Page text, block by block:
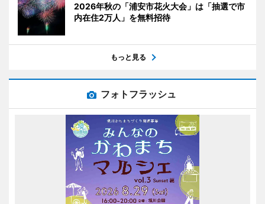
2026年秋の「浦安市花火大会」は「抽選で市
内在住2万人」を無料招待
もっと見る
フォトフラッシュ